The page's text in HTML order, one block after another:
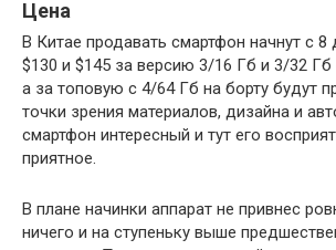
Цена
В Китае продавать смартфон начнут с 8
$130 и $145 за версию 3/16 Гб и 3/32 Гб
а за топовую с 4/64 Гб на борту будут
точки зрения материалов, дизайна и
смартфон интересный и тут его
приятное.
В плане начинки аппарат не привнес
ничего и на ступеньку выше